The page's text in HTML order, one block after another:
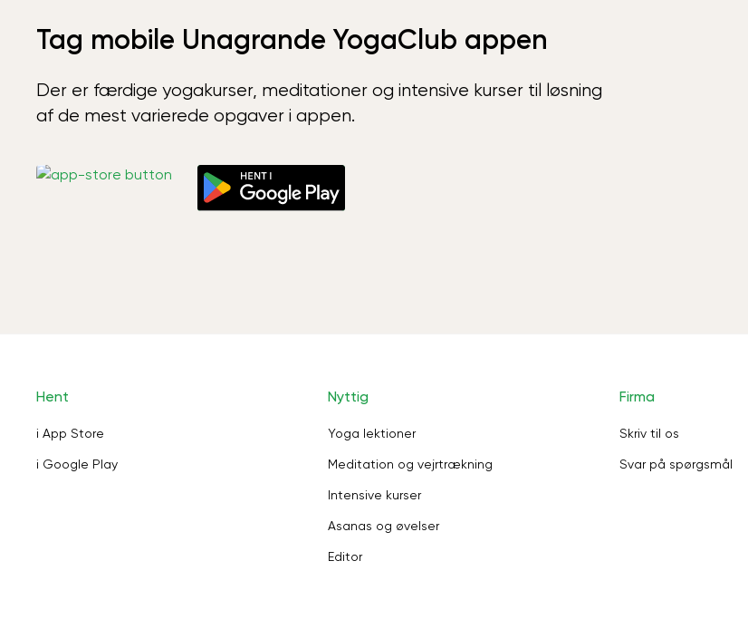
Tag mobile Unagrande YogaClub appen
Der er færdige yogakurser, meditationer og intensive kurser til løsning
af de mest varierede opgaver i appen.
Hent
i App Store
i Google Play
Nyttig
Yoga lektioner
Meditation og vejrtrækning
Intensive kurser
Asanas og øvelser
Editor
Firma
Skriv til os
Svar på spørgsmål